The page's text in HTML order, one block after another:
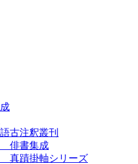
古注釈叢刊
俳書集成
真蹟掛軸シリーズ